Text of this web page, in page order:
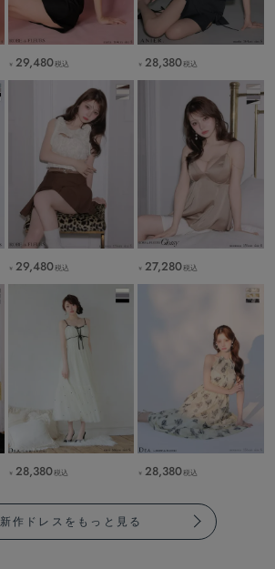
￥ 29,480税込 ￥ 28,380税込
￥ 29,480税込 ￥ 27,280税込
￥ 28,380税込 ￥ 28,380税込
新作ドレスをもっと見る